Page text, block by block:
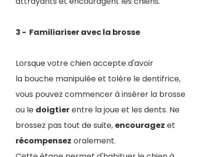
3 - Familiariser avec la brosse
Lorsque votre chien accepte d'avoir
la bouche manipulée et tolère le dentifrice,
vous pouvez commencer à insérer la brosse
ou le doigtierentre la joue et les dents. Ne
brossez pas tout de suite, encouragez et
récompensez oralement.